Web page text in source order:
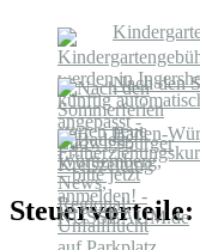
Nach den
Baden-